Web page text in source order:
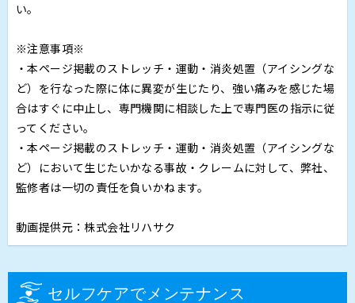
い。
※注意事項※
・本ページ掲載のストレッチ・運動・消炎処置（アイシングな
ど）を行なった際に体に異変が生じたり、強い痛みを感じた場
合はすぐに中止し、専門機関に相談した上で専門医の指示に従
ってください。
・本ページ掲載のストレッチ・運動・消炎処置（アイシングな
ど）において生じたいかなる事故・クレームに対して、弊社、
監修者は一切の責任を負いかねます。
動画提供元：株式会社リハサク
セルフケアでメンテナンス